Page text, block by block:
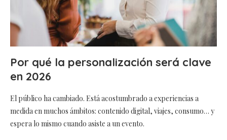
Por qué la personalización será clave
en 2026
El público ha cambiado. Está acostumbrado a experiencias a
medida en muchos ámbitos: contenido digital, viajes, consumo… y
espera lo mismo cuando asiste a un evento.